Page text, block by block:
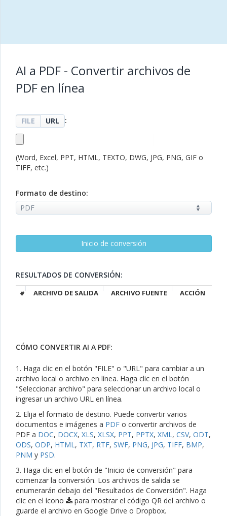
AI a PDF - Convertir archivos de
PDF en línea
FILE URL :
(Word, Excel, PPT, HTML, TEXTO, DWG, JPG, PNG, GIF o
TIFF, etc.)
Formato de destino:
RESULTADOS DE CONVERSIÓN:
# ARCHIVO DE SALIDA ARCHIVO FUENTE ACCIÓN
CÓMO CONVERTIR AI A PDF:
1. Haga clic en el botón "FILE" o "URL" para cambiar a un
archivo local o archivo en línea. Haga clic en el botón
"Seleccionar archivo" para seleccionar un archivo local o
ingresar un archivo URL en línea.
2. Elija el formato de destino. Puede convertir varios
documentos e imágenes a PDF o convertir archivos de
PDF a DOC, DOCX, XLS, XLSX, PPT, PPTX, XML, CSV, ODT,
ODS, ODP, HTML, TXT, RTF, SWF, PNG, JPG, TIFF, BMP,
PNM y PSD.
3. Haga clic en el botón de "Inicio de conversión" para
comenzar la conversión. Los archivos de salida se
enumerarán debajo del "Resultados de Conversión". Haga
clic en el ícono
para mostrar el código QR del archivo o
guarde el archivo en Google Drive o Dropbox.